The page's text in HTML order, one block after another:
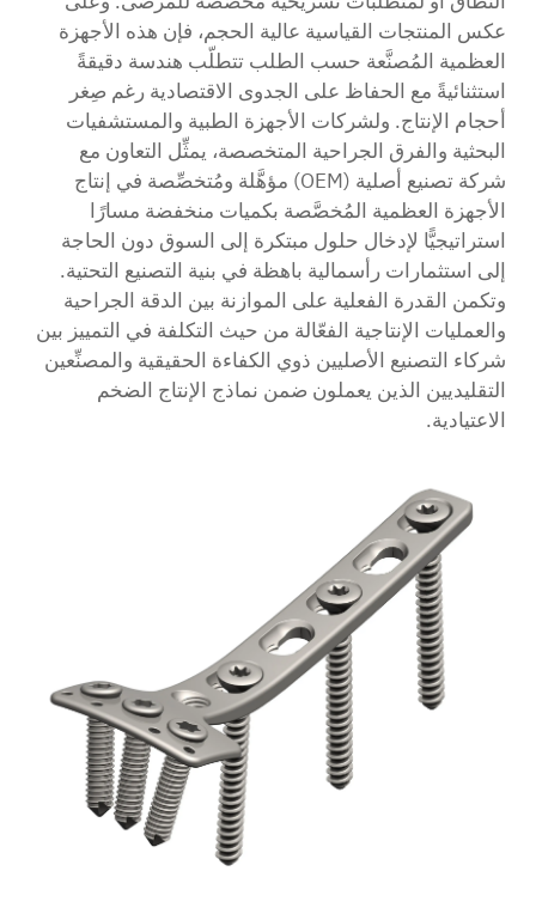
عكس المنتجات القياسية عالية الحجم، فإن هذه الأجهزة
العظمية المُصنَّعة حسب الطلب تتطلّب هندسة دقيقةً
استثنائيةً مع الحفاظ على الجدوى الاقتصادية رغم صِغر
أحجام الإنتاج. ولشركات الأجهزة الطبية والمستشفيات
البحثية والفرق الجراحية المتخصصة، يمثِّل التعاون مع
شركة تصنيع أصلية (OEM) مؤهَّلة ومُتخصِّصة في إنتاج
الأجهزة العظمية المُخصَّصة بكميات منخفضة مسارًا
استراتيجيًّا لإدخال حلول مبتكرة إلى السوق دون الحاجة
إلى استثمارات رأسمالية باهظة في بنية التصنيع التحتية.
وتكمن القدرة الفعلية على الموازنة بين الدقة الجراحية
والعمليات الإنتاجية الفعّالة من حيث التكلفة في التمييز بين
شركاء التصنيع الأصليين ذوي الكفاءة الحقيقية والمصنِّعين
التقليديين الذين يعملون ضمن نماذج الإنتاج الضخم
الاعتيادية.